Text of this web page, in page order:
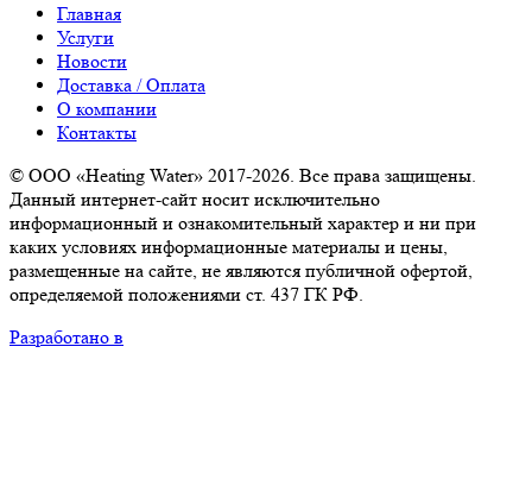
Главная
Услуги
Новости
Доставка / Оплата
О компании
Контакты
© ООО «Heating Water» 2017-2026. Все права защищены.
Данный интернет-сайт носит исключительно
информационный и ознакомительный характер и ни при
каких условиях информационные материалы и цены,
размещенные на сайте, не являются публичной офертой,
определяемой положениями ст. 437 ГК РФ.
Разработано в